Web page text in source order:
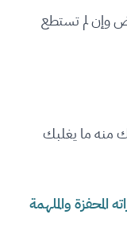
وإن لم تستطع
منه ما يغلبك
المحفزة والملهمة